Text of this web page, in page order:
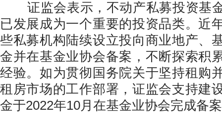
证监会表示，不动产私募投资基
已发展成为一个重要的投资品类。近
些私募机构陆续设立投向商业地产、
金并在基金业协会备案，不断探索积
经验。如为贯彻国务院关于坚持租购
租房市场的工作部署，证监会支持建
金于2022年10月在基金业协会完成备